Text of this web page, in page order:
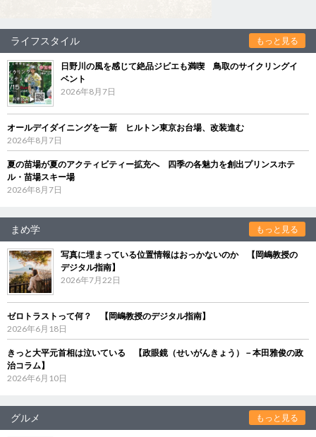
ライフスタイル もっと見る
日野川の風を感じて絶品ジビエも満喫 鳥取のサイクリングイ
ベント
2026年8月7日
オールデイダイニングを一新 ヒルトン東京お台場、改装進む
2026年8月7日
夏の苗場が夏のアクティビティー拡充へ 四季の各魅力を創出プリンスホテ
ル・苗場スキー場
2026年8月7日
まめ学 もっと見る
写真に埋まっている位置情報はおっかないのか 【岡嶋教授の
デジタル指南】
2026年7月22日
ゼロトラストって何？ 【岡嶋教授のデジタル指南】
2026年6月18日
きっと大平元首相は泣いている 【政眼鏡（せいがんきょう）－本田雅俊の政
治コラム】
2026年6月10日
グルメ もっと見る